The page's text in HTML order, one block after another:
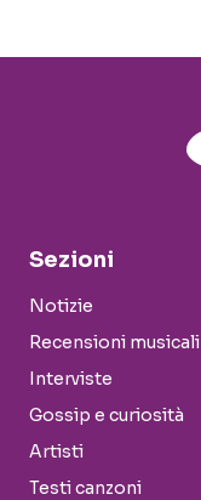
Sezioni
Notizie
Recensioni musicali
Interviste
Gossip e curiosità
Artisti
Testi canzoni